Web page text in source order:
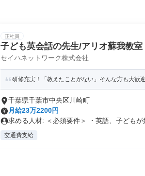
正社員
子ども英会話の先生/アリオ蘇我教室
セイハネットワーク株式会社
研修充実！「教えたことがない」そんな方も大歓
千葉県千葉市中央区川崎町
月給23万2200円
求める人材: ＜必須要件＞ ・英語、子どもが
交通費支給